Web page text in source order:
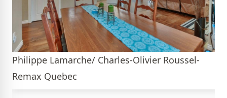
Philippe Lamarche/ Charles-Olivier Roussel-
Remax Quebec